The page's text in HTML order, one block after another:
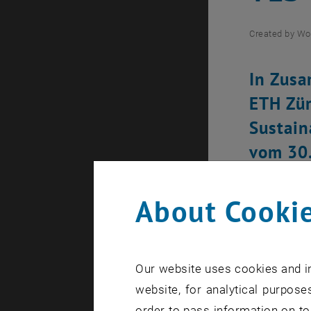
Created by
In
ETH
vom
YES ist
About
Our website uses cookies and
website, for analytical